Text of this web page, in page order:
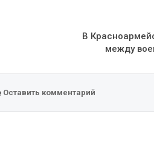
В
между
Оставить комментарий